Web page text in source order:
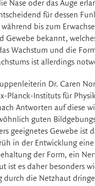
Nase oder das Auge
für dessen
während bis zum
Gewebe bekannt,
Wachstum und die
ist allerdings
Dr. Caren
Planck-Instituts für
Antworten auf diese
guten
geeignetes Gewebe
in der Entwicklung
der Form, ein
ist es daher besonders
die Netzhaut